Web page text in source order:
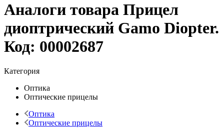
Аналоги товара Прицел
диоптрический Gamo Diopter.
Код: 00002687
Категория
Оптика
Оптические прицелы
Оптика
Оптические прицелы